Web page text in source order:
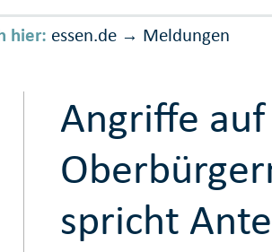
hier: essen.de → Meldungen
Angriffe
spricht